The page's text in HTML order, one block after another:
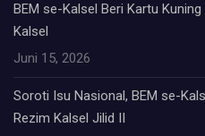
BEM se-Kalsel Beri Kartu Kuning
Kalsel
Juni 15, 2026
Soroti Isu Nasional, BEM se-
Rezim Kalsel Jilid II